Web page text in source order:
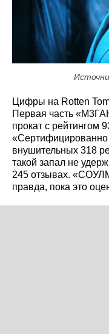
Цифры на Rotten
Первая часть
прокат с рейтингом
внушительных 318
такой запал не
245 отзывах.
правда, пока это